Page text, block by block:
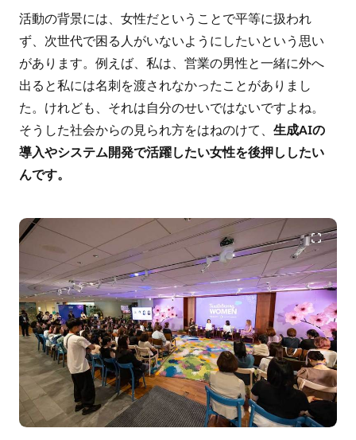
活動の背景には、女性だということで平等に扱われ
ず、次世代で困る人がいないようにしたいという思い
があります。例えば、私は、営業の男性と一緒に外へ
出ると私には名刺を渡されなかったことがありまし
た。けれども、それは自分のせいではないですよね。
そうした社会からの見られ方をはねのけて、生成AIの
導入やシステム開発で活躍したい女性を後押ししたい
んです。